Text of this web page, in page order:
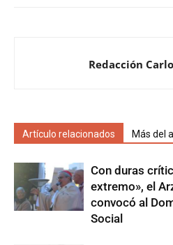
Redacción
Artículo relacionados Más del
Con duras
extremo», el
convocó al
Social